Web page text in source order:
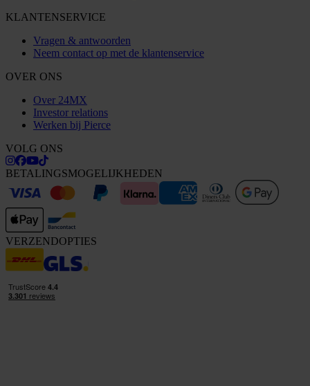
KLANTENSERVICE
Vragen & antwoorden
Neem contact op met de klantenservice
OVER ONS
Over 24MX
Investor relations
Werken bij Pierce
VOLG ONS
BETALINGSMOGELIJKHEDEN
VERZENDOPTIES